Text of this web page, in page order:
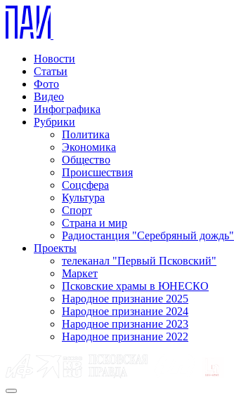
Новости
Статьи
Фото
Видео
Инфографика
Рубрики
Политика
Экономика
Общество
Происшествия
Соцсфера
Культура
Спорт
Страна и мир
Радиостанция "Серебряный дождь"
Проекты
телеканал "Первый Псковский"
Маркет
Псковские храмы в ЮНЕСКО
Народное признание 2025
Народное признание 2024
Народное признание 2023
Народное признание 2022